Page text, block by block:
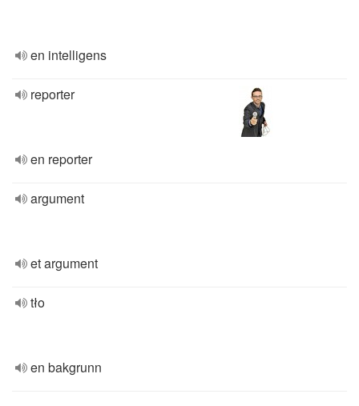
en intelligens
reporter
en reporter
argument
et argument
tło
en bakgrunn